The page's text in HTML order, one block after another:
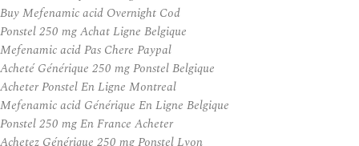
Buy Mefenamic acid Overnight Cod
Ponstel 250 mg Achat Ligne Belgique
Mefenamic acid Pas Chere Paypal
Acheté Générique 250 mg Ponstel Belgique
Acheter Ponstel En Ligne Montreal
Mefenamic acid Générique En Ligne Belgique
Ponstel 250 mg En France Acheter